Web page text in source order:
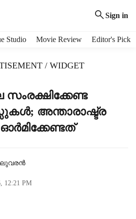
Sign in
Studio Movie Review Editor's Pick
/ WIDGET
സംരക്ഷിക്കേണ്ട
അന്താരാഷ്ട്ര
12:21 PM